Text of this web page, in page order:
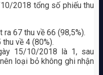
2018 tổng số phiếu thu
67 thu về 66 (98,5%).
về 4 (80%).
15/10/2018 là 1, sau
loại bỏ không ghi nhận